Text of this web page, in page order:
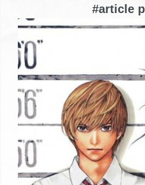
#article